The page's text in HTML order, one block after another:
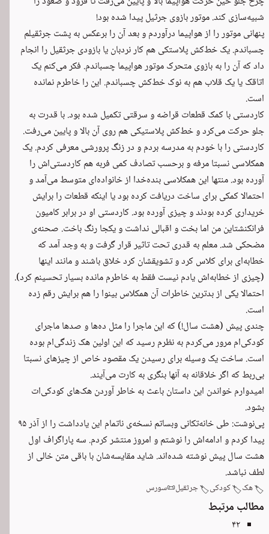
شبیه‌سازی کند. موتور بازوی جرثیل پیدا شده بود!
پنهانی موتور را از هواپیما درآوردم و بعد آن را برعکس به پشت جرثقیلم
چسباندم. یک خط‌کش پلاستکی هم کار نردبان یا بازودی جرثقیل را انجام
داد که آن را به بازوی متحرک موتور هواپیما چسباندم. فکر می‌کنم یک
اتاقک یا یک قلاب هم به نوک خط‌کش چسباندم. این را خاطرم نمانده
است.
کاردستی با کمک قطعات قراضه و سرقتی تکمیل شده بود. با قدرت به
جلو حرکت می‌کرد و خط‌کش پلاستیکی هم روی آن بالا و پایین می‌رفت.
کاردستی را با خودم به مدرسه بردم و در زنگ پرورشی معرفی کردم. یک
همکلاسی نسبتا مرفه و برحسب تصادف کمی فربه هم کاردستی‌اش را
آورده بود. منتها این همکلاسی بنده‌خدا از خانواده‌ای متوسط می‌آمد و
احتمالا کمکی برای ساخت دریافت کرده بود یا اینکه قطعات را برایش
خریداری کرده بودند و چیزی آورده بود. کاردستی او در برابر کامیون
فرانکنشتاین من اما بخت و اقبالی نداشت و یکجا رنگ باخت. صحنه‌ی
مضحکی شد. معلم به قدری تحت تاثیر قرار گرفت و به وجد آمد که
خطابه‌ای برای کلاس کرد و تشویقشان کرد خلاق باشند و مانند اینها
(چیزی از خطابه‌اش یادم نیست فقط به خاطرم مانده بسیار تحسینم کرد).
احتمالا یکی از بدترین خاطرات آن همکلاس بینوا را هم برایش رقم زده
است.
چندی پیش (هشت سال!) که این ماجرا را مثل ده‌ها و صدها ماجرای
کودکی‌ام مرور می‌کردم به نظرم رسید که این اولین هک زندگی‌ام بوده
است. ساخت یک وسیله برای رسیدن یک مقصود خاص از چیزهای نسبتا
بی‌ربط که اگر خلاقانه به آنها بنگری به کارت می‌آیند.
امیدوارم خواندن این داستان باعث به خاطر آوردن هک‌های کودکی‌ات
بشود.
پی‌نوشت: طی خانه‌تکانی وبساتم نسخه‌ی ناتمام این یادداشت را از آذر ۹۵
پیدا کردم و ادامه‌اش را نوشتم و امروز منتشر کردم. سه پاراگراف اول
هشت سال پیش نوشته شده‌اند. شاید مقایسه‌شان با باقی متن خالی از
لطف نباشد.
🏷️هک🏷️کودکی🏷️جرثقیل📜سورس
مطالب مرتبط
۴۲